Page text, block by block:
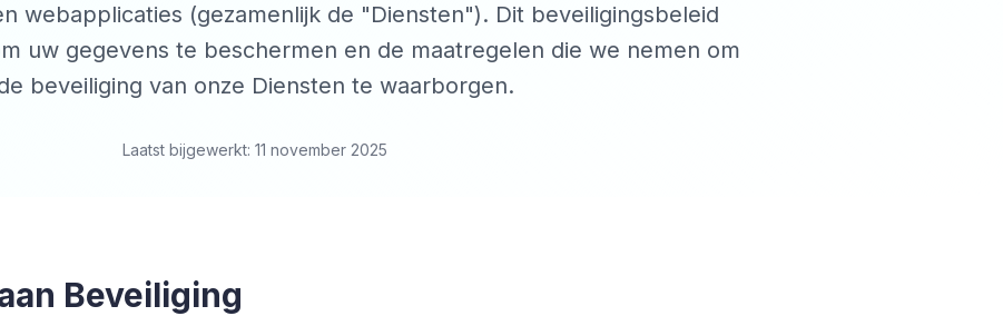
webapplicaties (gezamenlijk de "Diensten"). Dit beveiligingsbeleid
uw gegevens te beschermen en de maatregelen die we nemen om
beveiliging van onze Diensten te waarborgen.
Laatst bijgewerkt: 11 november 2025
Beveiliging